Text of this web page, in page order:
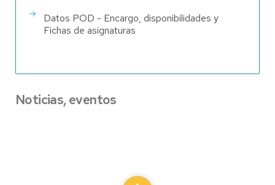
Datos POD - Encargo, disponibilidades y
Fichas de asignaturas
Noticias, eventos